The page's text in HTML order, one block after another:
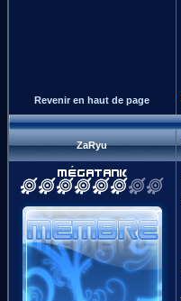
Revenir en haut de page
ZaRyu